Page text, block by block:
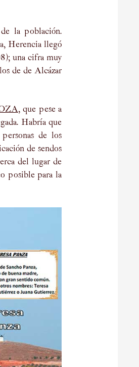
la población.
Herencia llegó
una cifra muy
de de Alcázar
, que pese a
Habría que
de los
de sendos
del lugar de
posible para la